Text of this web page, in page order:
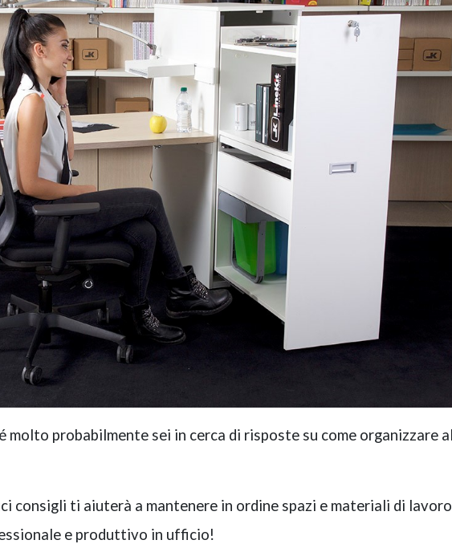
molto probabilmente sei in cerca di risposte su come organizzare al
consigli ti aiuterà a mantenere in ordine spazi e materiali di
e produttivo in ufficio!